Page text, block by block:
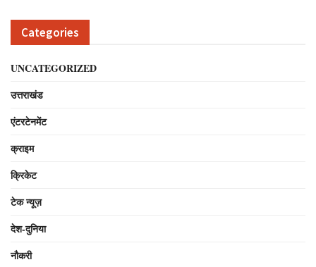
Categories
UNCATEGORIZED
उत्तराखंड
एंटरटेनमेंट
क्राइम
क्रिकेट
टेक न्यूज़
देश-दुनिया
नौकरी